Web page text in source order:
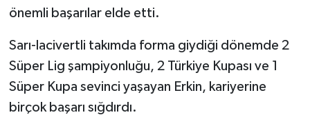
önemli başarılar elde etti.
Sarı-lacivertli takımda forma giydiği dönemde 2
Süper Lig şampiyonluğu, 2 Türkiye Kupası ve 1
Süper Kupa sevinci yaşayan Erkin, kariyerine
birçok başarı sığdırdı.